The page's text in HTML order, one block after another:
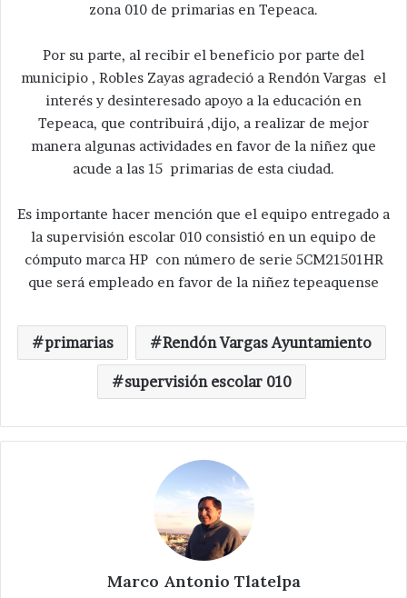
zona 010 de primarias en Tepeaca.
Por su parte, al recibir el beneficio por parte del
municipio , Robles Zayas agradeció a Rendón Vargas el
interés y desinteresado apoyo a la educación en
Tepeaca, que contribuirá ,dijo, a realizar de mejor
manera algunas actividades en favor de la niñez que
acude a las 15 primarias de esta ciudad.
Es importante hacer mención que el equipo entregado a
la supervisión escolar 010 consistió en un equipo de
cómputo marca HP con número de serie 5CM21501HR
que será empleado en favor de la niñez tepeaquense
primarias Rendón Vargas Ayuntamiento
supervisión escolar 010
Marco Antonio Tlatelpa